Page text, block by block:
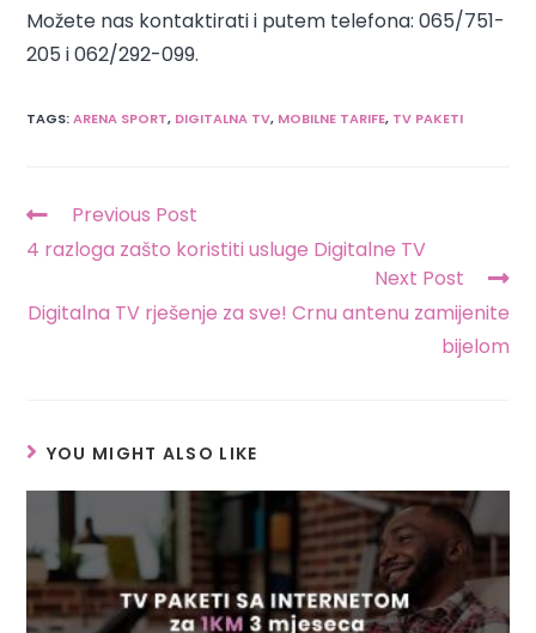
Možete nas kontaktirati i putem telefona: 065/751-
205 i 062/292-099.
TAGS:ARENA SPORT, DIGITALNA TV, MOBILNE TARIFE, TV PAKETI
Previous Post
4 razloga zašto koristiti usluge Digitalne TV
Next Post
Digitalna TV rješenje za sve! Crnu antenu zamijenite
bijelom
YOU MIGHT ALSO LIKE